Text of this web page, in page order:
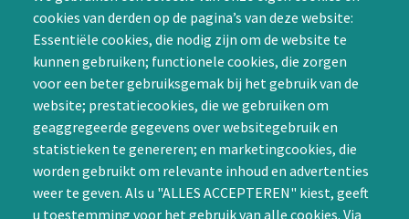
cookies van derden op de pagina’s van deze website:
Essentiële cookies, die nodig zijn om de website te
kunnen gebruiken; functionele cookies, die zorgen
voor een beter gebruiksgemak bij het gebruik van de
website; prestatiecookies, die we gebruiken om
geaggregeerde gegevens over websitegebruik en
statistieken te genereren; en marketingcookies, die
worden gebruikt om relevante inhoud en advertenties
weer te geven. Als u "ALLES ACCEPTEREN" kiest, geeft
u toestemming voor het gebruik van alle cookies. Via
Achternaam (optioneel)
CAPTCHA
de Special Interest
Groepen (SIG’s) of zelf een
SIG initiëren
Word lid